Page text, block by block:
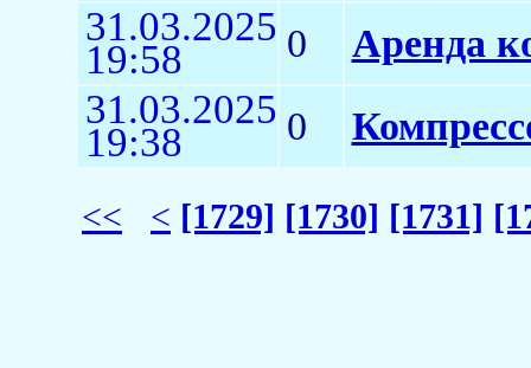
31.03.2025
19:58 0 Аренда
31.03.2025
19:38 0
<< < [1729] [1730] [1731]